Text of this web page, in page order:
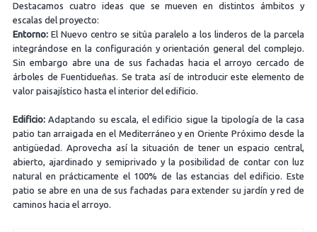
Destacamos cuatro ideas que se mueven en distintos ámbitos y
escalas del proyecto:
Entorno: El Nuevo centro se sitúa paralelo a los linderos de la parcela
integrándose en la configuración y orientación general del complejo.
Sin embargo abre una de sus fachadas hacia el arroyo cercado de
árboles de Fuentidueñas. Se trata así de introducir este elemento de
valor paisajístico hasta el interior del edificio.
Edificio:Adaptando su escala, el edificio sigue la tipología de la casa
patio tan arraigada en el Mediterráneo y en Oriente Próximo desde la
antigüedad. Aprovecha así la situación de tener un espacio central,
abierto, ajardinado y semiprivado y la posibilidad de contar con luz
natural en prácticamente el 100% de las estancias del edificio. Este
patio se abre en una de sus fachadas para extender su jardín y red de
caminos hacia el arroyo.